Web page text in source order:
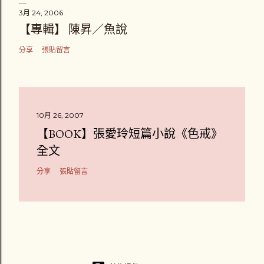
3月 24, 2006
【專輯】 陳昇／魚說
分享 張貼留言
10月 26, 2007
【BOOK】張愛玲短篇小說《色戒》
全文
分享 張貼留言